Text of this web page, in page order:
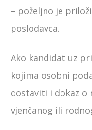
– poželjno je
poslodavca.
Ako kandidat uz
kojima osobni
dostaviti i dokaz o
vjenčanog ili